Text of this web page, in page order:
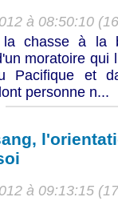
à 08:50:10
la chasse à la
moratoire qui
Pacifique et
personne n...
à 09:13:15